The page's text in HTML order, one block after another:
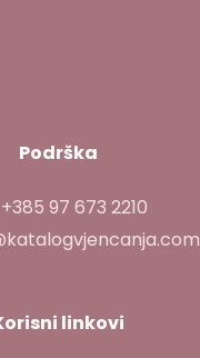
Podrška
+385 97 673 2210
linkovi